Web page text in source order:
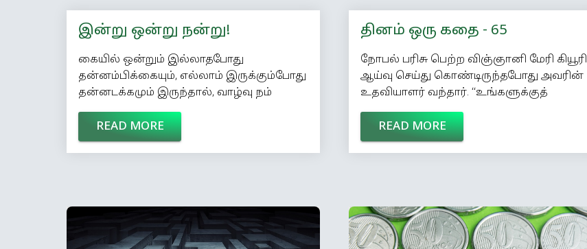
இன்று ஒன்று நன்று!
கையில் ஒன்றும் இல்லாதபோது
தன்னம்பிக்கையும், எல்லாம் இருக்கும்போது
தன்னடக்கமும் இருந்தால், வாழ்வு நம்
வசமே!
READ MORE
தினம் ஒரு கதை - 65
நோபல் பரிசு பெற்ற விஞ்ஞானி மேரி கியூரி
ஆய்வு செய்து கொண்டிருந்தபோது அவரின்
உதவியாளர் வந்தார். ‘‘உங்களுக்குத்
தெரியுமா மேடம்? நம் பிரான்ஸ் நாட்டு
வீரர்கள் எல்லையில் நடக்கும் போரில்
அதிகம் காயம் அடைகிறார்களாம்!’’
மருத்துவர்கள் சிகிச்சை செய்வதில் ஒரு
சிக்கல் வருகிறதாம்!’’ ‘‘என்ன சிக்கல்?’’
‘‘காயம்பட்ட வீரர்களுக்கு எக்ஸ்ரே எடுக்க
READ MORE